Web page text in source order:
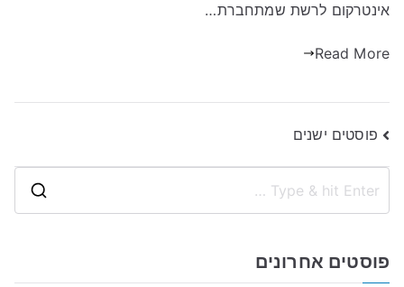
אינטרקום לרשת שמתחברת…
Read More
ניווט
פוסטים ישנים
פוסטים אחרונים